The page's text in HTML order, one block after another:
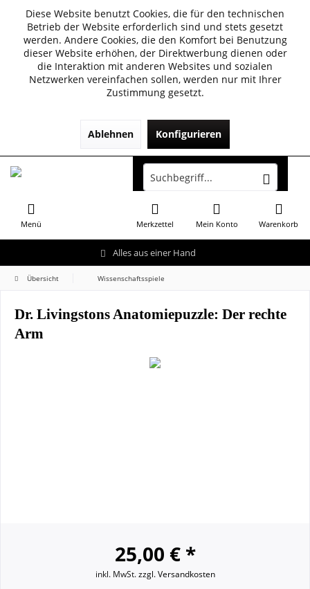
Diese Website benutzt Cookies, die für den technischen
Betrieb der Website erforderlich sind und stets gesetzt
werden. Andere Cookies, die den Komfort bei Benutzung
dieser Website erhöhen, der Direktwerbung dienen oder
die Interaktion mit anderen Websites und sozialen
Netzwerken vereinfachen sollen, werden nur mit Ihrer
Zustimmung gesetzt.
Ablehnen Konfigurieren
Alles aus einer Hand
Menü Warenkorb
Merkzettel Mein Konto
Übersicht Wissenschaftsspiele
Dr. Livingstons Anatomiepuzzle: Der rechte
Arm
25,00 € *
inkl. MwSt.zzgl. Versandkosten